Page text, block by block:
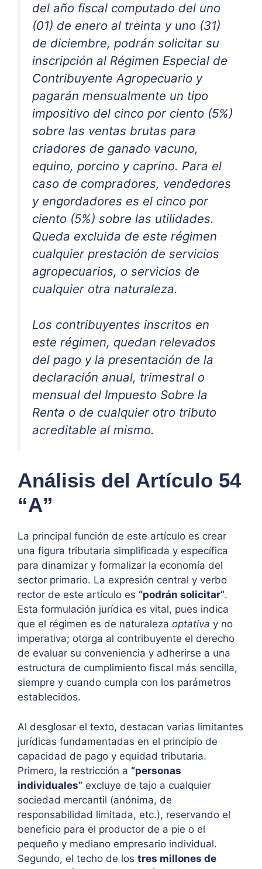
del año fiscal computado del uno
(01) de enero al treinta y uno (31)
de diciembre, podrán solicitar su
inscripción al Régimen Especial de
Contribuyente Agropecuario y
pagarán mensualmente un tipo
impositivo del cinco por ciento (5%)
sobre las ventas brutas para
criadores de ganado vacuno,
equino, porcino y caprino. Para el
caso de compradores, vendedores
y engordadores es el cinco por
ciento (5%) sobre las utilidades.
Queda excluida de este régimen
cualquier prestación de servicios
agropecuarios, o servicios de
cualquier otra naturaleza.
Los contribuyentes inscritos en
este régimen, quedan relevados
del pago y la presentación de la
declaración anual, trimestral o
mensual del Impuesto Sobre la
Renta o de cualquier otro tributo
acreditable al mismo.
Análisis del Artículo 54
“A”
La principal función de este artículo es crear
una figura tributaria simplificada y específica
para dinamizar y formalizar la economía del
sector primario. La expresión central y verbo
rector de este artículo es “podrán solicitar”.
Esta formulación jurídica es vital, pues indica
que el régimen es de naturaleza optativa y no
imperativa; otorga al contribuyente el derecho
de evaluar su conveniencia y adherirse a una
estructura de cumplimiento fiscal más sencilla,
siempre y cuando cumpla con los parámetros
establecidos.
Al desglosar el texto, destacan varias limitantes
jurídicas fundamentadas en el principio de
capacidad de pago y equidad tributaria.
Primero, la restricción a “personas
individuales” excluye de tajo a cualquier
sociedad mercantil (anónima, de
responsabilidad limitada, etc.), reservando el
beneficio para el productor de a pie o el
pequeño y mediano empresario individual.
Segundo, el techo de los tres millones de